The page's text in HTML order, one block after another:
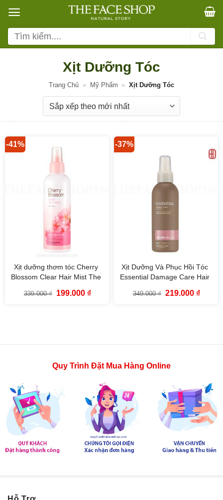
qua
nội
dung
Tìm
kiếm:
Xịt Dưỡng Tóc
Trang Chủ » Mỹ Phẩm » Xịt Dưỡng Tóc
-41%
Xịt dưỡng thơm tóc Cherry
Blossom Clear Hair Mist The
339.000₫
Giá
199.000 ₫Giá
-37%
Xịt Dưỡng Và Phục Hồi Tóc
Essential Damage Care Hair
349.000₫ Giá
219.000 ₫Giá
Quy Trình Đặt Mua Hàng Online